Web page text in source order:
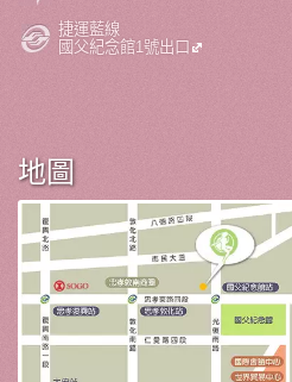
捷運藍線
國父紀念館1號出口
地圖